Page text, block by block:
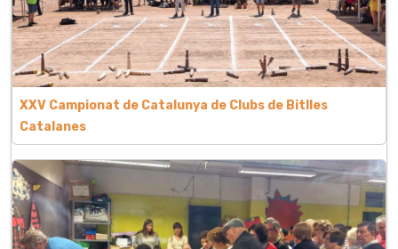
XXV Campionat de Catalunya de Clubs de Bitlles
Catalanes